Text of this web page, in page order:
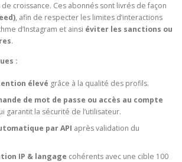
croissance. Ces abonnés sont livrés de façon
, afin de respecter les limites d’interactions
d’Instagram et ainsi éviter les sanctions ou
.
:
élevé grâce à la qualité des profils.
de mot de passe ou accès au compte
garantit la sécurité de l’utilisateur.
par API après validation du
IP & langage cohérents avec une cible 100